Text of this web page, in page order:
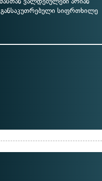
განსაკუთრებული სიფრთხილე